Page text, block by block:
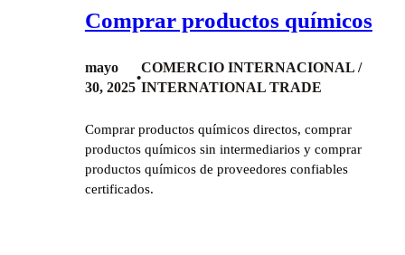
Comprar productos químicos
mayo
30, 2025
•
COMERCIO INTERNACIONAL /
INTERNATIONAL TRADE
Comprar productos químicos directos, comprar
productos químicos sin intermediarios y comprar
productos químicos de proveedores confiables
certificados.